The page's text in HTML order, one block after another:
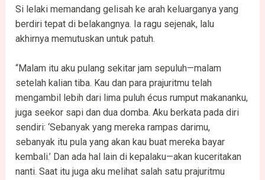
Si lelaki memandang gelisah ke arah keluarganya yang
berdiri tepat di belakangnya. Ia ragu sejenak, lalu
akhirnya memutuskan untuk patuh.
“Malam itu aku pulang sekitar jam sepuluh—malam
setelah kalian tiba. Kau dan para prajuritmu telah
mengambil lebih dari lima puluh écus rumput makananku,
juga seekor sapi dan dua domba. Aku berkata pada diri
sendiri: ‘Sebanyak yang mereka rampas darimu,
sebanyak itu pula yang akan kau buat mereka bayar
kembali.’ Dan ada hal lain di kepalaku—akan kuceritakan
nanti. Saat itu juga aku melihat salah satu prajuritmu